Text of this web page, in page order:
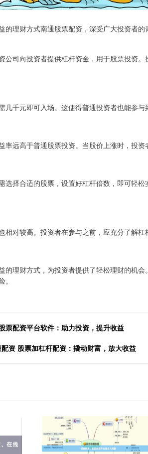
的理财方式南通股票配资，深受广大投资者
公司向投资者提供杠杆资金，用于股票投资
几千元即可入场。这使得普通投资者也能参与
率远高于普通股票投资。当股价上涨时，投资
选择合适的股票，设置好杠杆倍数，即可轻
相对较高。投资者在参与之前，应充分了解杠
的理财方式，为投资者提供了轻松理财的机
票配资平台软件：助力投资，提升收益
资 股票加杠杆配资：撬动财富，放大收益